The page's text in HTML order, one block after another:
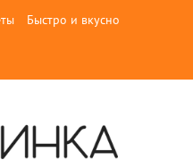
Быстро и вкусно